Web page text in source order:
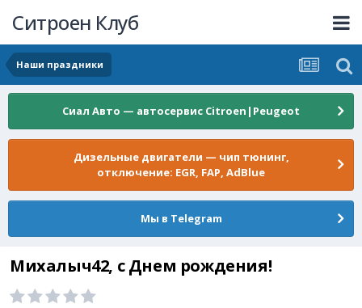
Ситроен Клуб
Наши праздники
Сиал Авто — автосервис Citroen|Peugeot
Дизельные двигатели — чип тюнинг,
отключение: EGR, FAP, AdBlue
Мы в Telegram
Михалыч42, с Днем рождения!